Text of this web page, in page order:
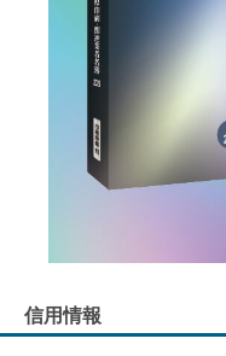
信用情報